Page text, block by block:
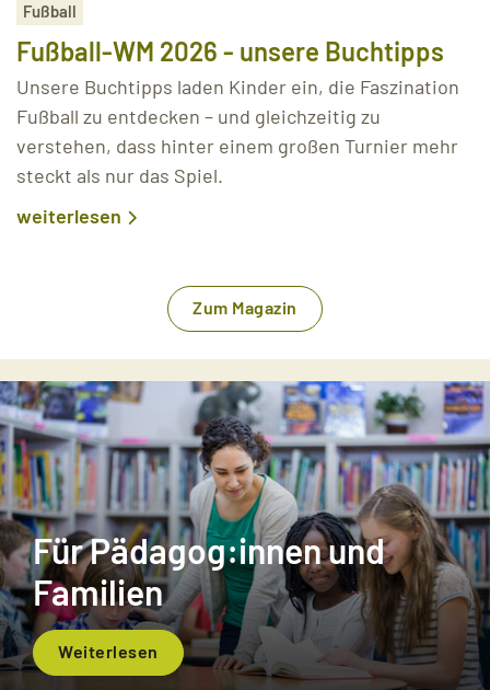
Fußball
Fußball-WM 2026 - unsere Buchtipps
Unsere Buchtipps laden Kinder ein, die Faszination
Fußball zu entdecken – und gleichzeitig zu
verstehen, dass hinter einem großen Turnier mehr
steckt als nur das Spiel.
weiterlesen
Zum Magazin
Für Pädagog:innen und
Familien
Weiterlesen